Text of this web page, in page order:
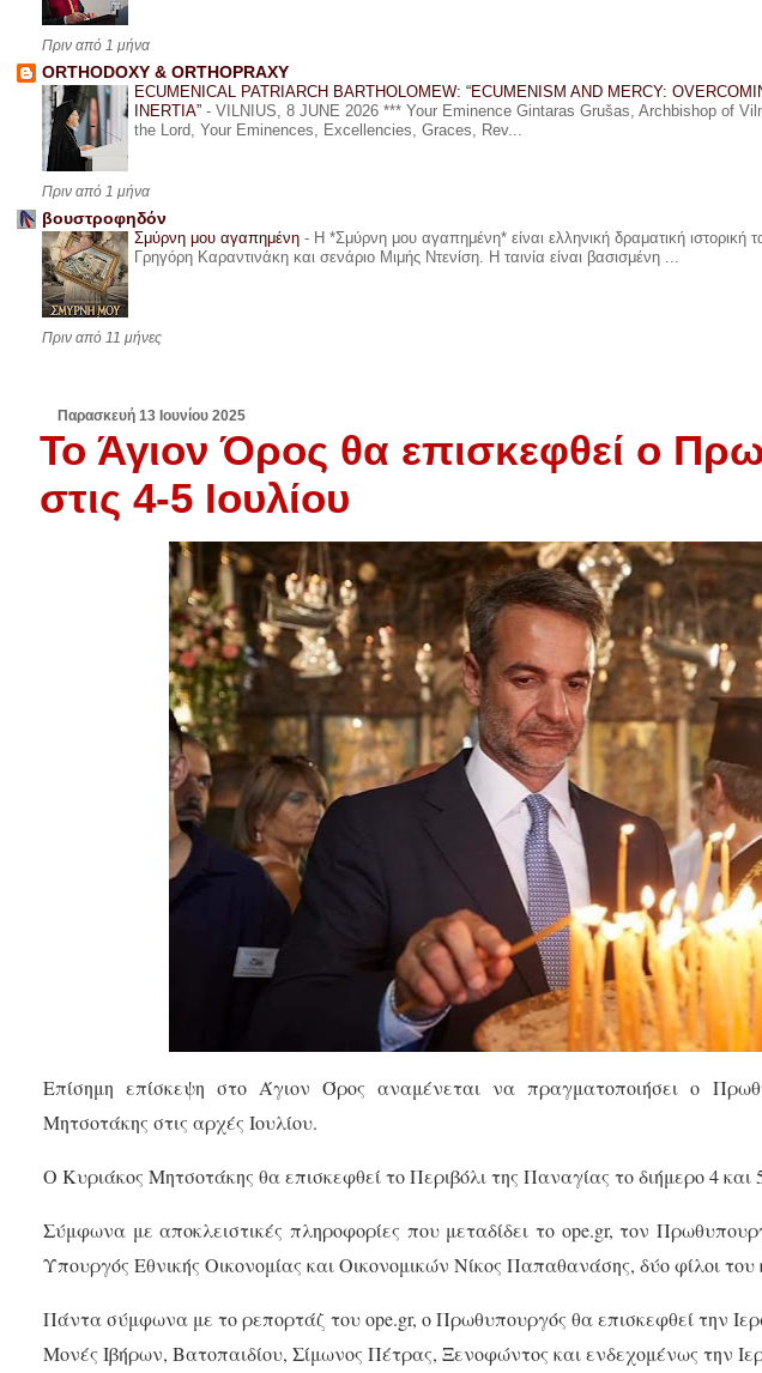
Πριν από 1 μήνα
ORTHODOXY & ORTHOPRAXY
ECUMENICAL PATRIARCH BARTHOLOMEW: “ECUMENISM AND MERCY:
INERTIA” - VILNIUS, 8 JUNE 2026 *** Your Eminence Gintaras Grušas, Archbishop of
the Lord, Your Eminences, Excellencies, Graces, Rev...
Πριν από 1 μήνα
βουστροφηδόν
Σμύρνη μου αγαπημένη - Η *Σμύρνη μου αγαπημένη* είναι ελληνική δραματική ιστορική
Γρηγόρη Καραντινάκη και σενάριο Μιμής Ντενίση. Η ταινία είναι βασισμένη ...
Πριν από 11 μήνες
Παρασκευή 13 Ιουνίου 2025
Το Άγιον Όρος θα επισκεφθεί ο
στις 4-5 Ιουλίου
Επίσημη επίσκεψη στο Άγιον Όρος αναμένεται να πραγματοποιήσει ο
Μητσοτάκης στις αρχές Ιουλίου.
Ο Κυριάκος Μητσοτάκης θα επισκεφθεί το Περιβόλι της Παναγίας το διήμερο 4 και
Σύμφωνα με αποκλειστικές πληροφορίες που μεταδίδει το ope.gr, τον
Υπουργός Εθνικής Οικονομίας και Οικονομικών Νίκος Παπαθανάσης, δύο φίλοι του
Πάντα σύμφωνα με το ρεπορτάζ του ope.gr, ο Πρωθυπουργός θα επισκεφθεί την
Μονές Ιβήρων, Βατοπαιδίου, Σίμωνος Πέτρας, Ξενοφώντος και ενδεχομένως την